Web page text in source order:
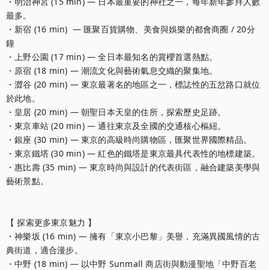
最多。
・新宿 (16 min)  — 匯聚百貨購物、美食與娛樂的都會商圈 / 20分
鐘
・上野公園 (17 min) — 全日本最知名的賞櫻首選熱點。
・原宿 (18 min) — 潮流文化與藝術氣息交織的聚集地。
・澀谷 (20 min) — 東京最著名的地區之一，標誌性的五岔路口就位
於此地。
・皇居 (20 min) — 朝聖日本天皇的住所，探索歷史足跡。
・東京車站 (20 min) — 通往東京及全國的交通核心樞紐。
・銀座 (30 min) — 東京的高級時尚購物區，匯聚世界國際精品。
・東京鐵塔 (30 min) — 紅色的鐵塔是東京最具代表性的地標建築。
・惠比壽 (35 min) — 東京時尚與設計的代表街區，融合建築美學與
藝術景點。
【 探索更多東京魅力 】
・神樂坂 (16 min) — 擁有「東京小巴黎」美譽，充滿異國風情的古
典街道，適合漫步。
・中野 (18 min) — 以中野 Sunmall 商店街與動漫聖地「中野百老